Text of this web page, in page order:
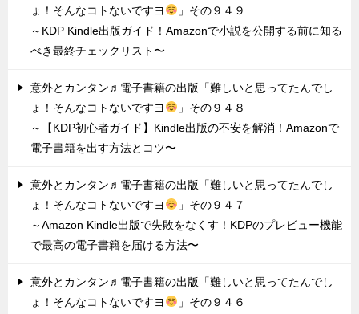
ょ！そんなコトないですヨ
」その９４９
～KDP Kindle出版ガイド！Amazonで小説を公開する前に知る
べき最終チェックリスト〜
意外とカンタン♬電子書籍の出版「難しいと思ってたんでし
ょ！そんなコトないですヨ
」その９４８
～【KDP初心者ガイド】Kindle出版の不安を解消！Amazonで
電子書籍を出す方法とコツ〜
意外とカンタン♬電子書籍の出版「難しいと思ってたんでし
ょ！そんなコトないですヨ
」その９４７
～Amazon Kindle出版で失敗をなくす！KDPのプレビュー機能
で最高の電子書籍を届ける方法〜
意外とカンタン♬電子書籍の出版「難しいと思ってたんでし
ょ！そんなコトないですヨ
」その９４６